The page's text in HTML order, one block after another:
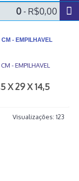
0 - R$0,00
- EMPILHAVEL
X 29 X 14,5
Visualizações: 123